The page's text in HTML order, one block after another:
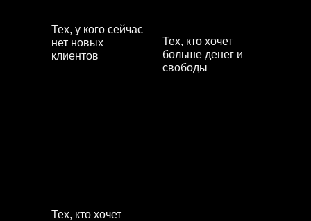
Тех, кто хочет
больше денег и
свободы
Тех, кто хочет
Тех, у кого сейчас
нет новых
клиентов